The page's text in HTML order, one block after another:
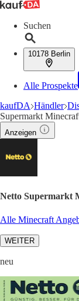
Suchen
10178 Berlin
Alle Prospekte
kaufDA Händler
Supermarkt
Anzeigen
Netto Supermarkt
Alle Minecraft
WEITER
neu